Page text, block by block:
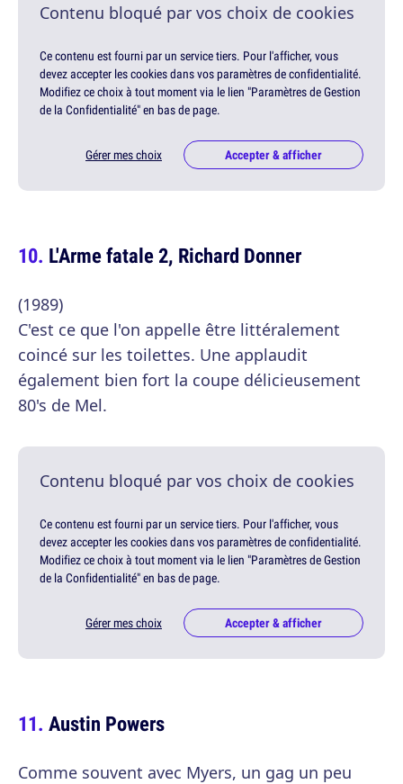
Contenu bloqué par vos choix de cookies
Ce contenu est fourni par un service tiers. Pour l'afficher, vous
devez accepter les cookies dans vos paramètres de confidentialité.
Modifiez ce choix à tout moment via le lien "Paramètres de Gestion
de la Confidentialité" en bas de page.
Gérer mes choix Accepter & afficher
L'Arme fatale 2, Richard Donner
(1989)
C'est ce que l'on appelle être littéralement
coincé sur les toilettes. Une applaudit
également bien fort la coupe délicieusement
80's de Mel.
Contenu bloqué par vos choix de cookies
Ce contenu est fourni par un service tiers. Pour l'afficher, vous
devez accepter les cookies dans vos paramètres de confidentialité.
Modifiez ce choix à tout moment via le lien "Paramètres de Gestion
de la Confidentialité" en bas de page.
Gérer mes choix Accepter & afficher
Austin Powers
Comme souvent avec Myers, un gag un peu